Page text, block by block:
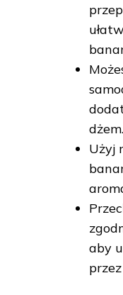
dżem.
Użyj
aby